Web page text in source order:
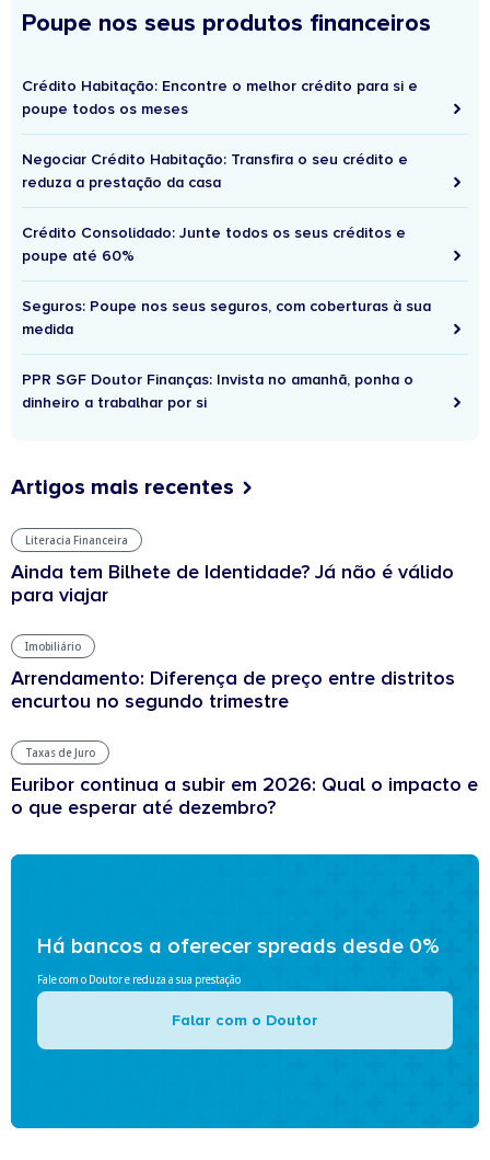
Poupe nos seus produtos financeiros
Crédito Habitação: Encontre o melhor crédito para si e
poupe todos os meses
Negociar Crédito Habitação: Transfira o seu crédito e
reduza a prestação da casa
Crédito Consolidado: Junte todos os seus créditos e
poupe até 60%
Seguros: Poupe nos seus seguros, com coberturas à sua
medida
PPR SGF Doutor Finanças: Invista no amanhã, ponha o
dinheiro a trabalhar por si
Artigos mais recentes
Literacia Financeira
Ainda tem Bilhete de Identidade? Já não é válido
para viajar
Imobiliário
Arrendamento: Diferença de preço entre distritos
encurtou no segundo trimestre
Taxas de Juro
Euribor continua a subir em 2026: Qual o impacto e
o que esperar até dezembro?
Há bancos a oferecer spreads desde 0%
Fale com o Doutor e reduza a sua prestação
Falar com o Doutor